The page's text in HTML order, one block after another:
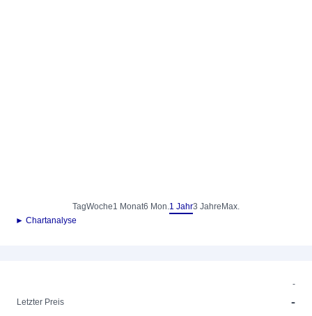
TagWoche1 Monat6 Mon.1 Jahr3 Jahre Max.
► Chartanalyse
-
Letzter Preis
-